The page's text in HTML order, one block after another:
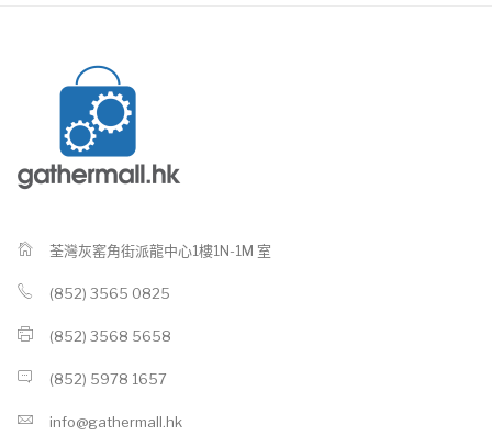
荃灣灰窰角街派龍中心1樓1N-1M 室
(852) 3565 0825
(852) 3568 5658
(852) 5978 1657
info@gathermall.hk